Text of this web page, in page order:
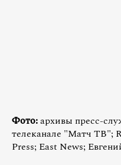
Фото:архивы пресс-
телеканале "Матч ТВ";
Press; East News;